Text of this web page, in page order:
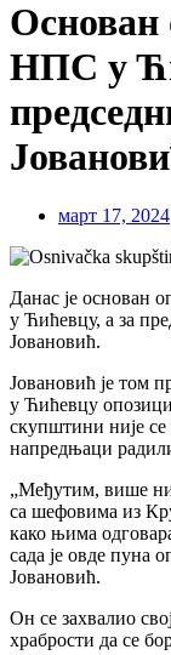
Основан
НПС у
март 17, 2024
Данас је основан
у Ћићевцу, а за
Јовановић.
Јовановић је том
у Ћићевцу
скупштини није
напредњаци
„Међутим, више
са шефовима из
како њима
сада је овде пуна
Јовановић.
Он се захвалио
храбрости да се